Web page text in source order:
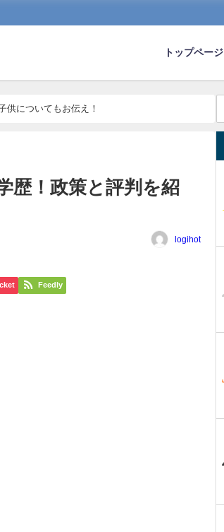
トップページ
供についてもお伝え！
歴！政策と評判を紹
logihot
Feedly